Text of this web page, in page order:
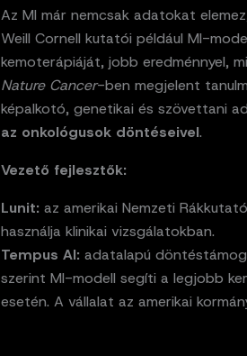
Az MI már nemcsak adatokat
Weill Cornell kutatói például MI-
kemoterápiáját, jobb eredménnyel,
Nature Cancer-ben megjelent
képalkotó, genetikai és szövettani
az onkológusok döntéseivel.
Vezető fejlesztők:
Lunit: az amerikai Nemzeti
használja klinikai vizsgálatokban.
Tempus AI: adatalapú
szerint MI-modell segíti a legjobb
esetén. A vállalat az amerikai